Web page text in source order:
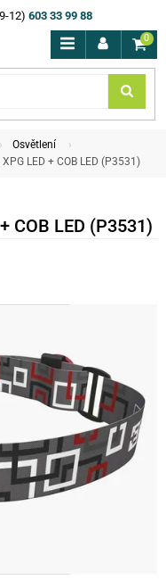
12) 603 33 99 88
0
Osvětlení
XPG LED + COB LED (P3531)
COB LED (P3531)